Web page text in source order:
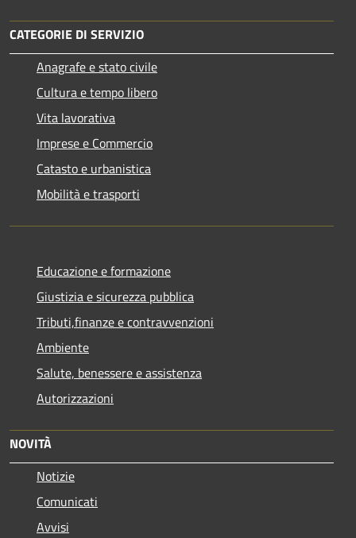
CATEGORIE DI SERVIZIO
Anagrafe e stato civile
Cultura e tempo libero
Vita lavorativa
Imprese e Commercio
Catasto e urbanistica
Mobilità e trasporti
Educazione e formazione
Giustizia e sicurezza pubblica
Tributi,finanze e contravvenzioni
Ambiente
Salute, benessere e assistenza
Autorizzazioni
NOVITÀ
Notizie
Comunicati
Avvisi